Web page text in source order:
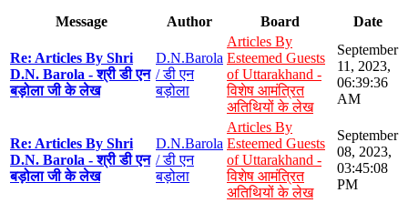
Message Author Board Date
Re: Articles By Shri
D.N. Barola - श्री डी एन
बड़ोला जी के लेख
D.N.Barola
/ डी एन
बड़ोला
Articles By
Esteemed Guests
of Uttarakhand -
विशेष आमंत्रित
अतिथियों के लेख
September
11, 2023,
06:39:36
AM
Re: Articles By Shri
D.N. Barola - श्री डी एन
बड़ोला जी के लेख
D.N.Barola
/ डी एन
बड़ोला
Articles By
Esteemed Guests
of Uttarakhand -
विशेष आमंत्रित
अतिथियों के लेख
September
08, 2023,
03:45:08
PM